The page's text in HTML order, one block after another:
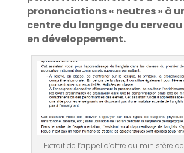
prononciations « neutres » à
centre du langage du cerveau
en développement.
Extrait de l’appel d’offre du ministère